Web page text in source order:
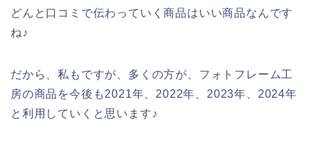
どんと口コミで伝わっていく商品はいい商品なんです
ね♪
だから、私もですが、多くの方が、フォトフレーム工
房の商品を今後も2021年、2022年、2023年、2024年
と利用していくと思います♪